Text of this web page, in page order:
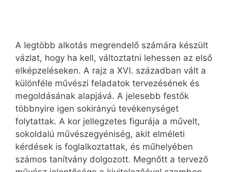
A legtöbb alkotás megrendelő számára készült
vázlat, hogy ha kell, változtatni lehessen az első
elképzeléseken. A rajz a XVI. században vált a
különféle művészi feladatok tervezésének és
megoldásának alapjává. A jelesebb festők
többnyire igen sokirányú tevékenységet
folytattak. A kor jellegzetes figurája a művelt,
sokoldalú művészegyéniség, akit elméleti
kérdések is foglalkoztattak, és műhelyében
számos tanítvány dolgozott. Megnőtt a tervező